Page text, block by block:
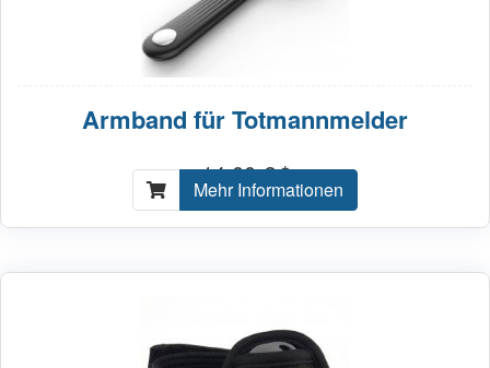
Armband für Totmannmelder
14,00 € *
Mehr Informationen